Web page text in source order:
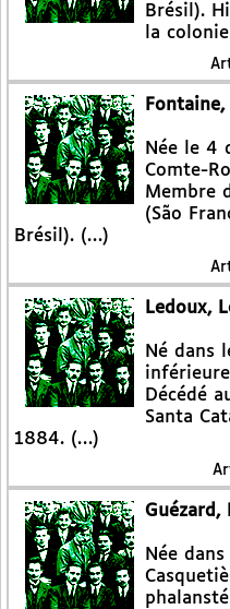
Brésil).
la
Née le 4
Comte-
Membre
(São
Brésil). (…)
Ledoux,
Né dans
Décédé
Santa
1884. (…)
Guézard,
Née